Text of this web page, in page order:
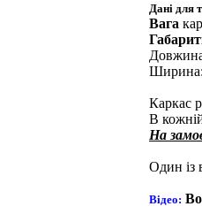
Дані для
Вага
Каркас
В
На
Один із
Відео: